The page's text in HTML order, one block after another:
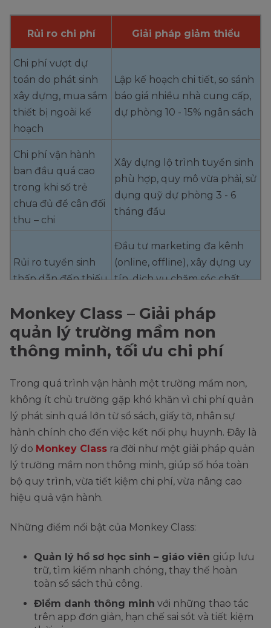
Rủi ro chi phí Giải pháp giảm thiểu
Chi phí vượt dự
toán do phát sinh
xây dựng, mua sắm
thiết bị ngoài kế
hoạch
Lập kế hoạch chi tiết, so sánh
báo giá nhiều nhà cung cấp,
dự phòng 10 - 15% ngân sách
Chi phí vận hành
ban đầu quá cao
trong khi số trẻ
chưa đủ để cân đối
thu – chi
Xây dựng lộ trình tuyển sinh
phù hợp, quy mô vừa phải, sử
dụng quỹ dự phòng 3 - 6
tháng đầu
Rủi ro tuyển sinh
thấp dẫn đến thiếu
Đầu tư marketing đa kênh
(online, offline), xây dựng uy
tín, dịch vụ chăm sóc chất
huynh
Thay đổi chính
sách pháp lý gây
phát sinh chi phí cải
tạo, bổ sung
Thường xuyên cập nhật quy
định của Bộ GD&ĐT, chủ
tiêu chuẩn cao hơn mức tối
thiểu
Quản lý tài chính
kém dẫn đến thất
thoát hoặc đầu tư
sai
Áp dụngphần mềm quản lý
thu – chi trường mầm non,
minh bạch sổ sách, kiểm tra
định kỳ, thuê kế toán
Monkey Class – Giải pháp
quản lý trường mầm non
thông minh, tối ưu chi phí
Trong quá trình vận hành một trường mầm non,
không ít chủ trường gặp khó khăn vì chi phí quản
lý phát sinh quá lớn từ sổ sách, giấy tờ, nhân sự
hành chính cho đến việc kết nối phụ huynh. Đây là
lý do Monkey Class ra đời như một giải pháp quản
lý trường mầm non thông minh, giúp số hóa toàn
bộ quy trình, vừa tiết kiệm chi phí, vừa nâng cao
hiệu quả vận hành.
Những điểm nổi bật của Monkey Class:
Quản lý hồ sơ học sinh – giáo viên giúp lưu
trữ, tìm kiếm nhanh chóng, thay thế hoàn
toàn sổ sách thủ công.
Điểm danh thông minh với những thao tác
trên app đơn giản, hạn chế sai sót và tiết kiệm